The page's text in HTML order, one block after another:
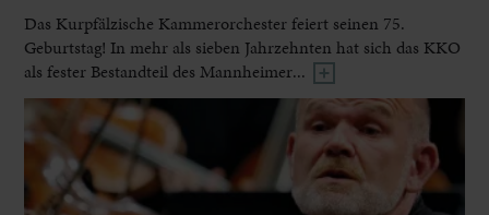
Das Kurpfälzische Kammerorchester feiert seinen 75.
Geburtstag! In mehr als sieben Jahrzehnten hat sich das KKO
als fester Bestandteil des Mannheimer...